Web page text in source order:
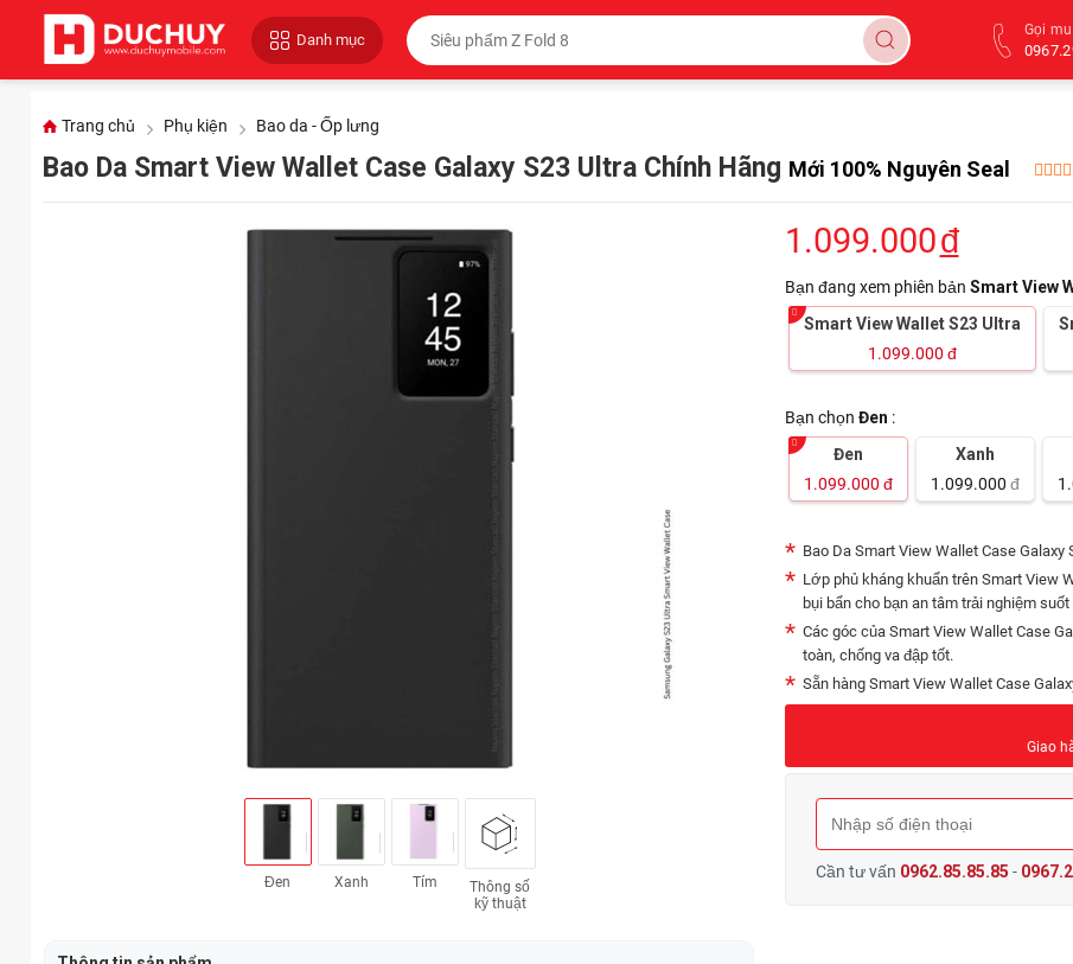
Danh mục
Gọi
Trang chủ Phụ kiện Bao da - Ốp lưng
Bao Da Smart View Wallet Case Galaxy S23 Ultra Chính Hãng Mới 100% Nguyên Seal
Đen Xanh Tím
Thông số
kỹ thuật
1.099.000đ
Bạn đang xem phiên bản Smart View
Smart View Wallet S23 Ultra
1.099.000 đ
Bạn chọn Đen :
Đen
1.099.000 đ
Xanh
1.099.000 đ
Bao Da Smart View Wallet Case
Lớp phủ kháng khuẩn trên Smart View
bụi bẩn cho bạn an tâm trải nghiệm suốt
Các góc của Smart View Wallet Case
toàn, chống va đập tốt.
Sẵn hàng Smart View Wallet Case
Giao
Cần tư vấn 0962.85.85.85 -